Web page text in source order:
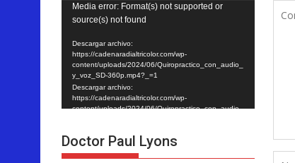
Reproductor
de
vídeo
Media error: Format(s) not supported or
source(s) not found
Descargar archivo:
https://cadenaradialtricolor.com/wp-
content/uploads/2024/06/Quiropractico_con_audio_
y_voz_SD-360p.mp4?_=1
Descargar archivo:
https://cadenaradialtricolor.com/wp-
content/uploads/2024/06/Quiropractico_con_audio_
Doctor Paul Lyons